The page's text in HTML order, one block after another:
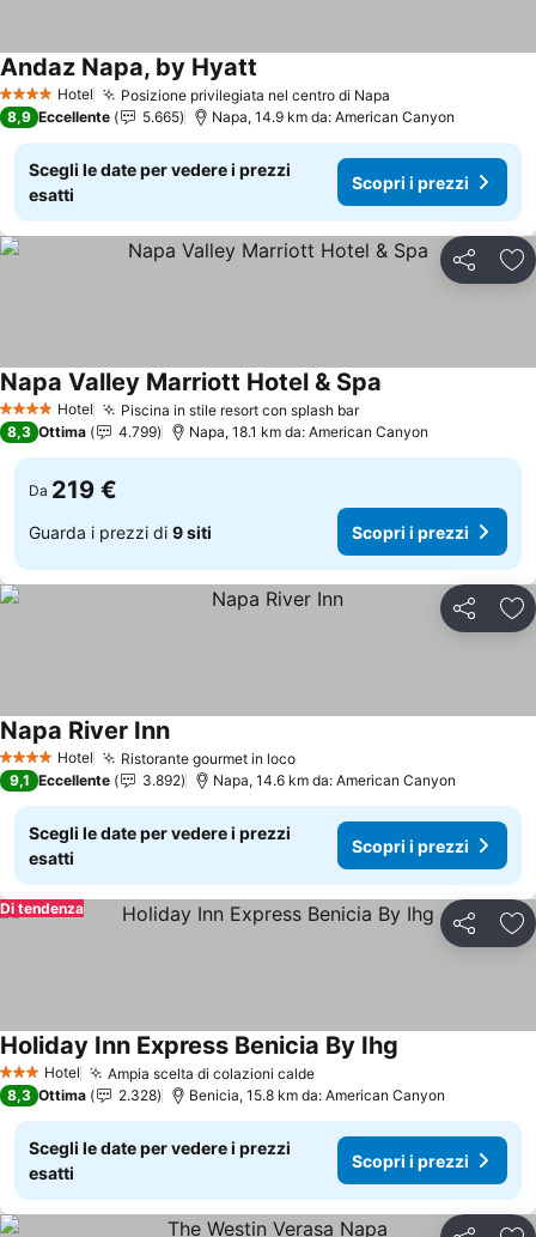
4 Stelle Hotel Posizione privilegiata nel centro di Napa
Andaz Napa, by Hyatt
8,9 Eccellente 5.665 Napa, 14.9 km da: American Canyon
Scegli le date per vedere i prezzi
esatti
Scopri i prezzi
Condividi
4 Stelle Hotel Piscina in stile resort con splash bar
Napa Valley Marriott Hotel & Spa
8,3 Ottima 4.799 Napa, 18.1 km da: American Canyon
Da 219 €
Guarda i prezzi di 9 siti Scopri i prezzi
Condividi
4 Stelle Hotel Ristorante gourmet in loco
Napa River Inn
9,1 Eccellente 3.892 Napa, 14.6 km da: American Canyon
Scegli le date per vedere i prezzi
esatti
Scopri i prezzi
Condividi
Di tendenza
3 StelleHotel Ampia scelta di colazioni calde
Holiday Inn Express Benicia By Ihg
8,3 Ottima 2.328 Benicia, 15.8 km da: American Canyon
Scegli le date per vedere i prezzi
esatti
Scopri i prezzi